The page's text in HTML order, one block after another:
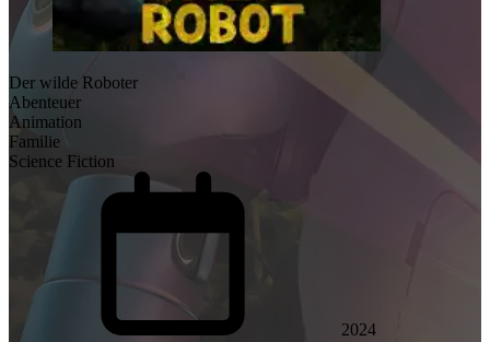
Der wilde Roboter
Abenteuer
Animation
Familie
Science Fiction
2024